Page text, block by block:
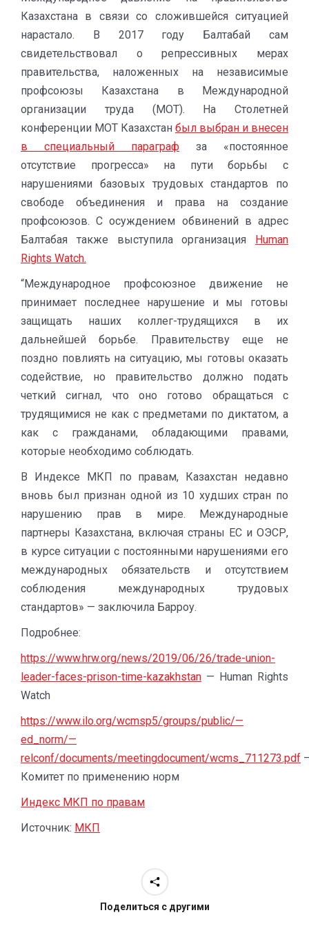
Казахстана в связи со сложившейся ситуацией
нарастало. В 2017 году Балтабай сам
свидетельствовал о репрессивных мерах
правительства, наложенных на независимые
профсоюзы Казахстана в Международной
организации труда (МОТ). На Столетней
конференции МОТ Казахстан был выбран и внесен
в специальный параграф за «постоянное
отсутствие прогресса» на пути борьбы с
нарушениями базовых трудовых стандартов по
свободе объединения и права на создание
профсоюзов. С осуждением обвинений в адрес
Балтабая также выступила организация Human
Rights Watch.
“Международное профсоюзное движение не
принимает последнее нарушение и мы готовы
защищать наших коллег-трудящихся в их
дальнейшей борьбе. Правительству еще не
поздно повлиять на ситуацию, мы готовы оказать
содействие, но правительство должно подать
четкий сигнал, что оно готово обращаться с
трудящимися не как с предметами по диктатом, а
как с гражданами, обладающими правами,
которые необходимо соблюдать.
В Индексе МКП по правам, Казахстан недавно
вновь был признан одной из 10 худших стран по
нарушению прав в мире. Международные
партнеры Казахстана, включая страны ЕС и ОЭСР,
в курсе ситуации с постоянными нарушениями его
международных обязательств и отсутствием
соблюдения международных трудовых
стандартов» — заключила Барроу.
Подробнее:
https://www.hrw.org/news/2019/06/26/trade-union-
leader-faces-prison-time-kazakhstan — Human Rights
Watch
https://www.ilo.org/wcmsp5/groups/public/—
ed_norm/—
relconf/documents/meetingdocument/wcms_711273.pdf
Комитет по применению норм
Индекс МКП по правам
Источник: МКП
Поделиться с другими